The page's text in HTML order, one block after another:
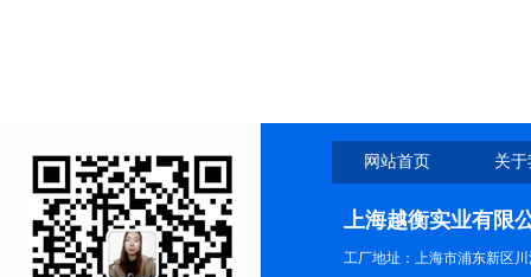
网站首页 关
上海越衡实业有限
工厂地址：上海市浦东新区川